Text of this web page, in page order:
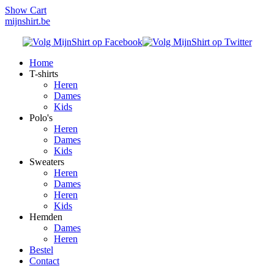
Show Cart
mijnshirt.be
Home
T-shirts
Heren
Dames
Kids
Polo's
Heren
Dames
Kids
Sweaters
Heren
Dames
Heren
Kids
Hemden
Dames
Heren
Bestel
Contact